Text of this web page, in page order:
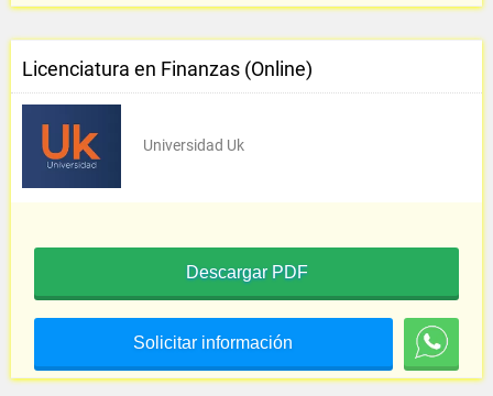
Licenciatura en Finanzas (Online)
Universidad Uk
Descargar PDF
Solicitar información